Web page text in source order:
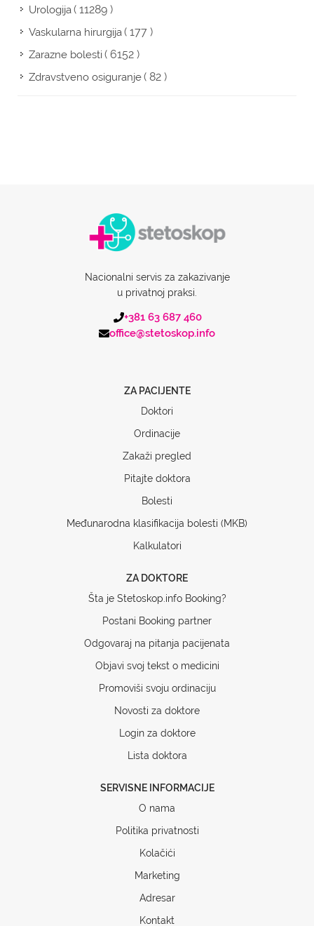
Urologija( 11289 )
Vaskularna hirurgija( 177 )
Zarazne bolesti( 6152 )
Zdravstveno osiguranje( 82 )
Nacionalni servis za zakazivanje
u privatnoj praksi.
+381 63 687 460
office@stetoskop.info
ZA PACIJENTE
Doktori
Ordinacije
Zakaži pregled
Pitajte doktora
Bolesti
Međunarodna klasifikacija bolesti (MKB)
Kalkulatori
ZA DOKTORE
Šta je Stetoskop.info Booking?
Postani Booking partner
Odgovaraj na pitanja pacijenata
Objavi svoj tekst o medicini
Promoviši svoju ordinaciju
Novosti za doktore
Login za doktore
Lista doktora
SERVISNE INFORMACIJE
O nama
Politika privatnosti
Kolačići
Marketing
Adresar
Kontakt